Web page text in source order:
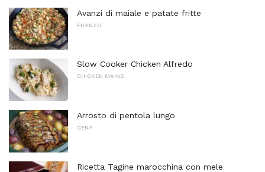
Avanzi di maiale e patate fritte
PRANZO
Slow Cooker Chicken Alfredo
CHICKEN MAINS
Arrosto di pentola lungo
CENA
Ricetta Tagine marocchina con mele